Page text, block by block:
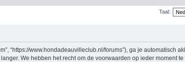
Taal:
“https://www.hondadeauvilleclub.nl/forums”), ga je automatisch
We hebben het recht om de voorwaarden op ieder moment